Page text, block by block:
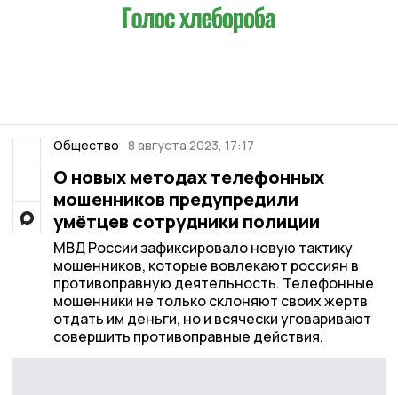
Общество 8 августа 2023, 17:17
О новых методах телефонных
мошенников предупредили
умётцев сотрудники полиции
МВД России зафиксировало новую тактику
мошенников, которые вовлекают россиян в
противоправную деятельность. Телефонные
мошенники не только склоняют своих жертв
отдать им деньги, но и всячески уговаривают
совершить противоправные действия.